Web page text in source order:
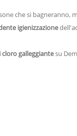
che si
igienizzazione
galleggiantesu